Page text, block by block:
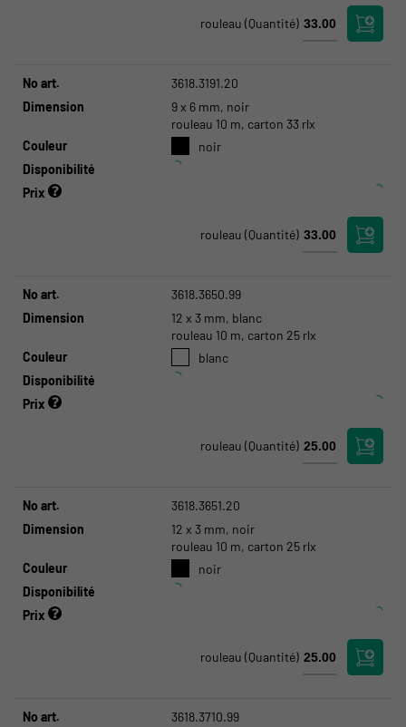
rouleau (Quantité)
No art.
3618.3191.20
Dimension
9 x 6 mm, noir
rouleau 10 m, carton 33 rlx
Couleur
noir
Disponibilité
Prix
rouleau (Quantité)
No art.
3618.3650.99
Dimension
12 x 3 mm, blanc
rouleau 10 m, carton 25 rlx
Couleur
blanc
Disponibilité
Prix
rouleau (Quantité)
No art.
3618.3651.20
Dimension
12 x 3 mm, noir
rouleau 10 m, carton 25 rlx
Couleur
noir
Disponibilité
Prix
rouleau (Quantité)
No art.
3618.3710.99